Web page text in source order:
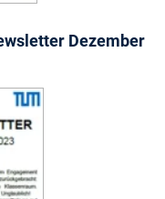
Dezember